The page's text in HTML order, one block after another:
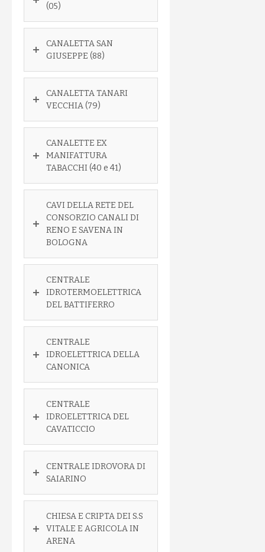
(05)
CANALETTA SAN
GIUSEPPE (88)
CANALETTA TANARI
VECCHIA (79)
CANALETTE EX
MANIFATTURA
TABACCHI (40 e 41)
CAVI DELLA RETE DEL
CONSORZIO CANALI DI
RENO E SAVENA IN
BOLOGNA
CENTRALE
IDROTERMOELETTRICA
DEL BATTIFERRO
CENTRALE
IDROELETTRICA DELLA
CANONICA
CENTRALE
IDROELETTRICA DEL
CAVATICCIO
CENTRALE IDROVORA DI
SAIARINO
CHIESA E CRIPTA DEI S.S
VITALE E AGRICOLA IN
ARENA